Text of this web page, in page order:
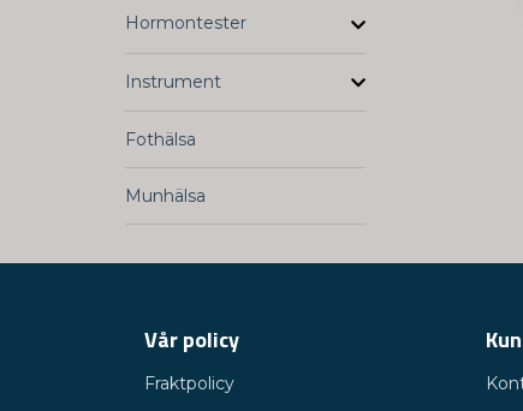
Hormontester
Instrument
Fothälsa
Munhälsa
Vår policy
Fraktpolicy